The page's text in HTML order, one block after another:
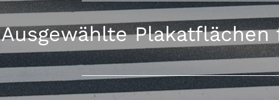
Ausgewählte